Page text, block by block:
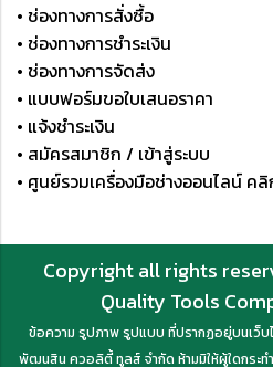
• ช่องทางการสั่งซื้อ
• ช่องทางการชำระเงิน
• ช่องทางการจัดส่ง
• แบบฟอร์มขอใบเสนอราคา
• แจ้งชำระเงิน
• สมัครสมาชิก / เข้าสู่ระบบ
• ศูนย์รวมเครื่องมือช่างออนไลน์ คลิ
Copyright all rights
Quality Tools
ข้อความ รูปภาพ รูปแบบ ที่ปรากฏอยู่บนเว็
พัฒนสิน ควอลิตี้ ทูลส์ จำกัด ห้ามมิให้ผู้ใดกระท